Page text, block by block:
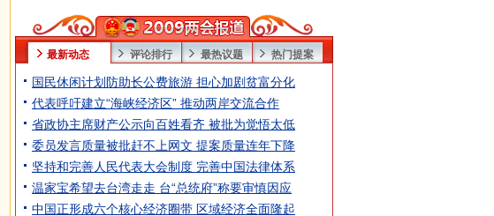
最新动态 评论排行 最热议题 热门提案
国民休闲计划防助长公费旅游 担心加剧贫富分化
代表呼吁建立“海峡经济区” 推动两岸交流合作
省政协主席财产公示向百姓看齐 被批为觉悟太低
委员发言质量被批赶不上网文 提案质量连年下降
坚持和完善人民代表大会制度 完善中国法律体系
温家宝希望去台湾走走 台“总统府”称要审慎因应
中国正形成六个核心经济圈带 区域经济全面隆起